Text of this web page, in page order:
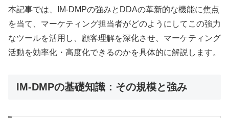
本記事では、IM-DMPの強みとDDAの革新的な機能に焦点
を当て、マーケティング担当者がどのようにしてこの強力
なツールを活用し、顧客理解を深化させ、マーケティング
活動を効率化・高度化できるのかを具体的に解説します。
IM-DMPの基礎知識：その規模と強み